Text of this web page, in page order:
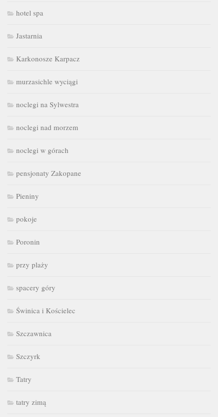
hotel spa
Jastarnia
Karkonosze Karpacz
murzasichle wyciągi
noclegi na Sylwestra
noclegi nad morzem
noclegi w górach
pensjonaty Zakopane
Pieniny
pokoje
Poronin
przy plaży
spacery góry
Świnica i Kościelec
Szczawnica
Szczyrk
Tatry
tatry zimą